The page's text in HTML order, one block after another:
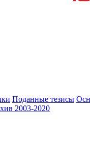
Поданные тезисы
2003-2020